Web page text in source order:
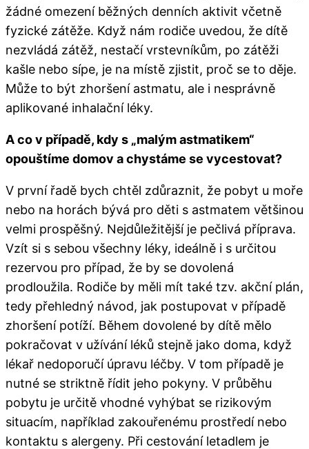
žádné omezení běžných denních aktivit včetně
fyzické zátěže. Když nám rodiče uvedou, že dítě
nezvládá zátěž, nestačí vrstevníkům, po zátěži
kašle nebo sípe, je na místě zjistit, proč se to děje.
Může to být zhoršení astmatu, ale i nesprávně
aplikované inhalační léky.
A co v případě, kdy s „malým astmatikem“
opouštíme domov a chystáme se vycestovat?
V první řadě bych chtěl zdůraznit, že pobyt u moře
nebo na horách bývá pro děti s astmatem většinou
velmi prospěšný. Nejdůležitější je pečlivá příprava.
Vzít si s sebou všechny léky, ideálně i s určitou
rezervou pro případ, že by se dovolená
prodloužila. Rodiče by měli mít také tzv. akční plán,
tedy přehledný návod, jak postupovat v případě
zhoršení potíží. Během dovolené by dítě mělo
pokračovat v užívání léků stejně jako doma, když
lékař nedoporučí úpravu léčby. V tom případě je
nutné se striktně řídit jeho pokyny. V průběhu
pobytu je určitě vhodné vyhýbat se rizikovým
situacím, například zakouřenému prostředí nebo
kontaktu s alergeny. Při cestování letadlem je